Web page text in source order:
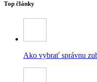
Top články
Ako vybrať správnu